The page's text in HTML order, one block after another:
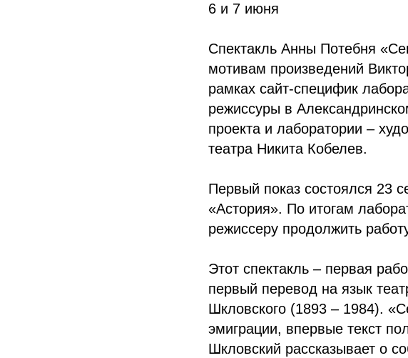
6 и 7 июня
Спектакль Анны Потебня
мотивам произведений
рамках сайт-специфик
режиссуры в
проекта и лаборатории –
театра Никита Кобелев.
Первый показ состоялся 23
«Астория». По итогам
режиссеру продолжить
Этот спектакль – первая
первый перевод на язык
Шкловского (1893 – 1984).
эмиграции, впервые текст
Шкловский рассказывает о